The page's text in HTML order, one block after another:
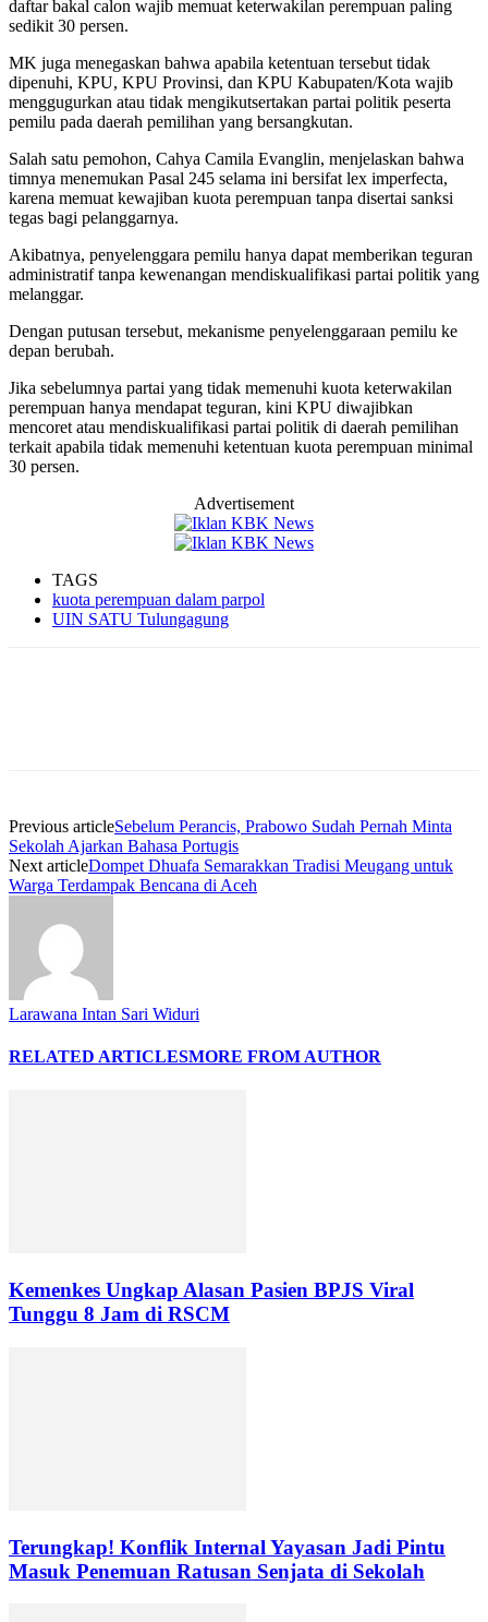
daftar bakal calon wajib memuat keterwakilan perempuan paling
sedikit 30 persen.
MK juga menegaskan bahwa apabila ketentuan tersebut tidak
dipenuhi, KPU, KPU Provinsi, dan KPU Kabupaten/Kota wajib
menggugurkan atau tidak mengikutsertakan partai politik peserta
pemilu pada daerah pemilihan yang bersangkutan.
Salah satu pemohon, Cahya Camila Evanglin, menjelaskan bahwa
timnya menemukan Pasal 245 selama ini bersifat lex imperfecta,
karena memuat kewajiban kuota perempuan tanpa disertai sanksi
tegas bagi pelanggarnya.
Akibatnya, penyelenggara pemilu hanya dapat memberikan teguran
administratif tanpa kewenangan mendiskualifikasi partai politik yang
melanggar.
Dengan putusan tersebut, mekanisme penyelenggaraan pemilu ke
depan berubah.
Jika sebelumnya partai yang tidak memenuhi kuota keterwakilan
perempuan hanya mendapat teguran, kini KPU diwajibkan
mencoret atau mendiskualifikasi partai politik di daerah pemilihan
terkait apabila tidak memenuhi ketentuan kuota perempuan minimal
30 persen.
Advertisement
TAGS
kuota perempuan dalam parpol
UIN SATU Tulungagung
Previous articleSebelum Perancis, Prabowo Sudah Pernah Minta
Sekolah Ajarkan Bahasa Portugis
Next articleDompet Dhuafa Semarakkan Tradisi Meugang untuk
Warga Terdampak Bencana di Aceh
Larawana Intan Sari Widuri
RELATED ARTICLESMORE FROM AUTHOR
Kemenkes Ungkap Alasan Pasien BPJS Viral
Tunggu 8 Jam di RSCM
Terungkap! Konflik Internal Yayasan Jadi Pintu
Masuk Penemuan Ratusan Senjata di Sekolah